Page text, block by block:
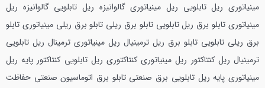
مینیاتوری ریل تابلویی ریل مینیاتوری گالوانیزه ریل تابلویی گالوانیزه ریل
مینیاتوری تابلو برق ریل تابلویی تابلو برق ریلی تابلو برق ریلی مینیاتوری تابلو
برق ریلی تابلویی تابلو برق ریل ترمینیال ریل مینیاتوری ترمینال ریل تابلویی
ترمینیال ریل کنتاکتور ریل مینیاتوری کنتاکتوری ریل تابلویی کنتاکتور پایه ریل
مینیاتوری پایه ریل تابلویی برق صنعتی تابلو برق اتوماسیون صنعتی حفاظت